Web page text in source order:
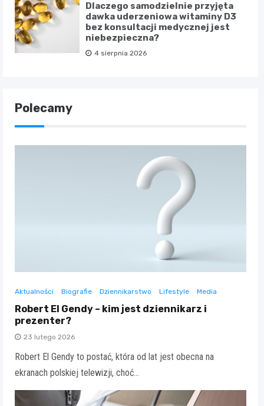
Dlaczego samodzielnie przyjęta
dawka uderzeniowa witaminy D3
bez konsultacji medycznej jest
niebezpieczna?
4 sierpnia 2026
Polecamy
Aktualności Biografie Dziennikarstwo Lifestyle Media
Robert El Gendy – kim jest dziennikarz i
prezenter?
23 lutego 2026
Robert El Gendy to postać, która od lat jest obecna na
ekranach polskiej telewizji, choć…